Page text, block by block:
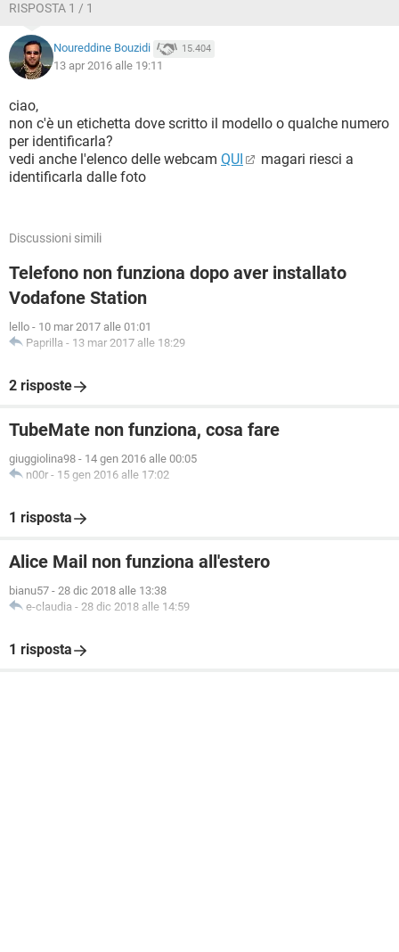
RISPOSTA 1 / 1
Noureddine Bouzidi 15.404
13 apr 2016 alle 19:11
ciao,
non c'è un etichetta dove scritto il modello o qualche numero
per identificarla?
vedi anche l'elenco delle webcam QUI
magari riesci a
identificarla dalle foto
Discussioni simili
Telefono non funziona dopo aver installato
Vodafone Station
lello - 10 mar 2017 alle 01:01
Paprilla - 13 mar 2017 alle 18:29
2 risposte
TubeMate non funziona, cosa fare
giuggiolina98 - 14 gen 2016 alle 00:05
n00r - 15 gen 2016 alle 17:02
1 risposta
Alice Mail non funziona all'estero
bianu57 - 28 dic 2018 alle 13:38
e-claudia - 28 dic 2018 alle 14:59
1 risposta